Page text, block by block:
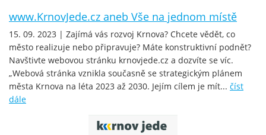
www.KrnovJede.cz aneb Vše na jednom místě
15. 09. 2023 | Zajímá vás rozvoj Krnova? Chcete vědět, co
město realizuje nebo připravuje? Máte konstruktivní podnět?
Navštivte webovou stránku krnovjede.cz a dozvíte se víc.
„Webová stránka vznikla současně se strategickým plánem
města Krnova na léta 2023 až 2030. Jejím cílem je mít... číst
dále